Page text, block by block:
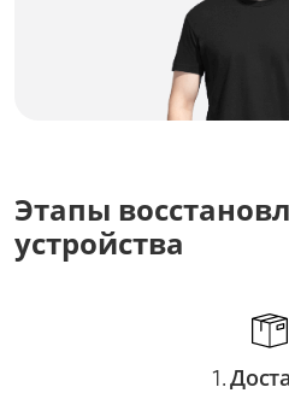
Ремонт автофокуса
Замена оптических
Ремонт оптических
от 2 000 ₽
Этапы
устройства
1.